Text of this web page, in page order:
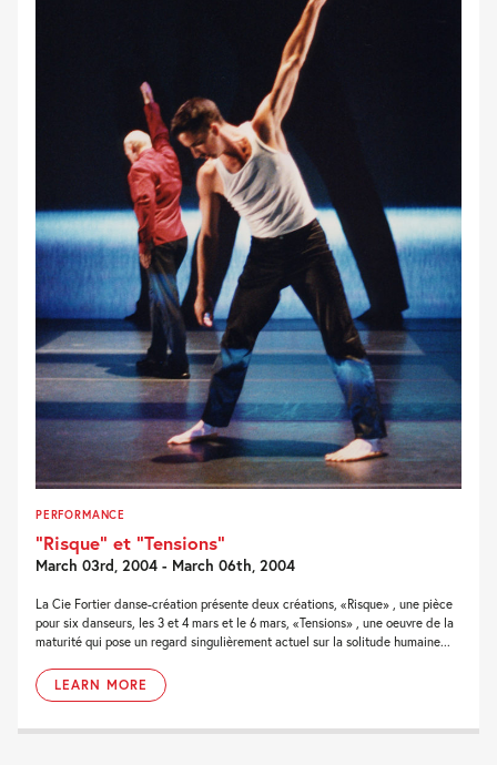
PERFORMANCE
“Risque” et “Tensions”
March 03rd, 2004 - March 06th, 2004
La Cie Fortier danse-création présente deux créations, «Risque» , une pièce
pour six danseurs, les 3 et 4 mars et le 6 mars, «Tensions» , une oeuvre de la
maturité qui pose un regard singulièrement actuel sur la solitude humaine...
LEARN MORE